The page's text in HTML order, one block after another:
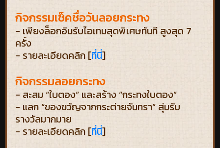
กิจกรรมเช็คชื่อวันลอยกระทง
- เพียงล็อกอินรับไอเทมสุดพิเศษทันที สูงสุด 7
ครั้ง
- รายละเอียดคลิก [ที่นี่]
กิจกรรมลอยกระทง
- สะสม “ใบตอง” และสร้าง “กระทงใบตอง”
- แลก “ของขวัญจากกระต่ายจันทรา” สุ่มรับ
รางวัลมากมาย
- รายละเอียดคลิก [ที่นี่]